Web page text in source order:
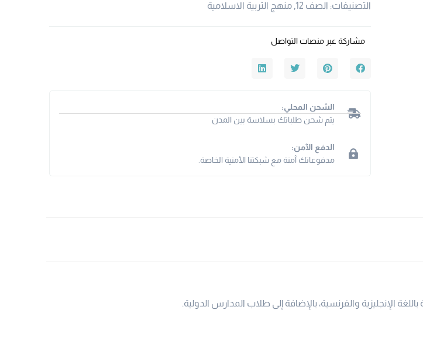
التصنيفات: الصف 12 , منهج التربية الاسلامية
مشاركة عبر منصات التواصل
الشحن المحلي:
يتم شحن طلباتك بسلاسة بين المدن
الدفع الآمن:
مدفوعاتك آمنة مع شبكتنا الأمنية الخاصة.
الإنجليزية والفرنسية، بالإضافة إلى طلاب المدارس الدولية.